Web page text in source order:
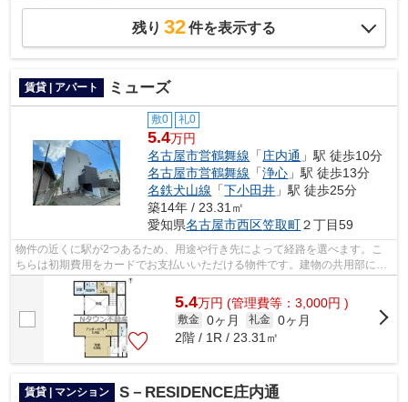
残り 32件を表示する
賃貸 | アパート ミューズ
敷0 礼0
5.4万円
名古屋市営鶴舞線 「庄内通 」駅 徒歩10分
名古屋市営鶴舞線 「浄心 」駅 徒歩13分
名鉄犬山線 「下小田井 」駅 徒歩25分
築14年 / 23.31㎡
愛知県名古屋市西区笠取町２丁目59
物件の近くに駅が2つあるため、用途や行き先によって経路を選べます。こ
ちらは初期費用をカードでお支払いいただける物件です。建物の共用部にゴ
ミ置き場があるので、外部の人にゴミを...
5.4万円 (管理費等：3,000円 )
敷金 0ヶ月 礼金 0ヶ月
2階 / 1R / 23.31㎡
賃貸 | マンション S－RESIDENCE庄内通